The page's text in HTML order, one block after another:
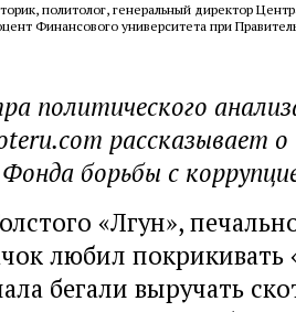
политолог, генеральный директор
Финансового университета при
политического
рассказывает
Фонда борьбы с
«Лгун»,
любил покрикивать
бегали выручать